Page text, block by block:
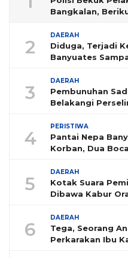
Bangkalan,
2
DAERAH
Diduga, Terjadi
Banyuates
3
DAERAH
Pembunuhan
Belakangi
4
PERISTIWA
Pantai Nepa
Korban, Dua
5
DAERAH
Kotak Suara
Dibawa Kabur
6
DAERAH
Tega, Seorang
Perkarakan Ibu